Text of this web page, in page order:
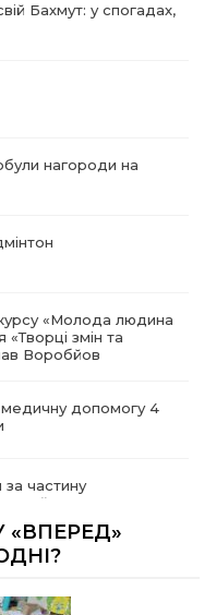
Бахмут: у спогадах,
нагороди на
«Молода людина
«Творці змін та
Воробйов
медичну допомогу 4
частину
що йдеться
коли
особи
«ВПЕРЕД»